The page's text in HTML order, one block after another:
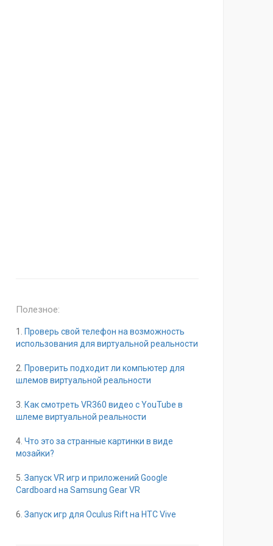
Полезное:
1.
Проверь свой телефон на возможность
использования для виртуальной реальности
2. Проверить подходит ли компьютер для
шлемов виртуальной реальности
3. Как смотреть VR360 видео с YouTube в
шлеме виртуальной реальности
4. Что это за странные картинки в виде
мозайки?
5. Запуск VR игр и приложений Google
Cardboard на Samsung Gear VR
6. Запуск игр для Oculus Rift на HTC Vive